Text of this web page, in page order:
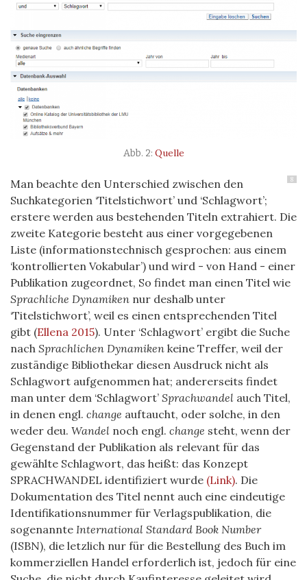
Quelle
8
Man beachte den Unterschied zwischen den
Suchkategorien ‘Titelstichwort’ und ‘Schlagwort’;
erstere werden aus bestehenden Titeln extrahiert. Die
zweite Kategorie besteht aus einer vorgegebenen
Liste (informationstechnisch gesprochen: aus einem
‘kontrollierten Vokabular’) und wird - von Hand - einer
Publikation zugeordnet, So findet man einen Titel wie
Sprachliche Dynamiken nur deshalb unter
‘Titelstichwort’, weil es einen entsprechenden Titel
gibt (Ellena 2015). Unter ‘Schlagwort’ ergibt die Suche
nach Sprachlichen Dynamiken keine Treffer, weil der
zuständige Bibliothekar diesen Ausdruck nicht als
Schlagwort aufgenommen hat; andererseits findet
man unter dem ‘Schlagwort’ Sprachwandel auch Titel,
in denen engl. change auftaucht, oder solche, in den
weder deu. Wandel noch engl. change steht, wenn der
Gegenstand der Publikation als relevant für das
gewählte Schlagwort, das heißt: das Konzept
SPRACHWANDEL identifiziert wurde (Link). Die
Dokumentation des Titel nennt auch eine eindeutige
Identifikationsnummer für Verlagspublikation, die
sogenannte International Standard Book Number
(ISBN), die letzlich nur für die Bestellung des Buch im
kommerziellen Handel erforderlich ist, jedoch für eine